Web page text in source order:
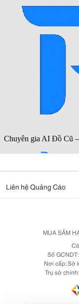
Liên hệ Quảng Cáo
MUA SẮM
Số
Nơi cấp: Sở
Trụ sở